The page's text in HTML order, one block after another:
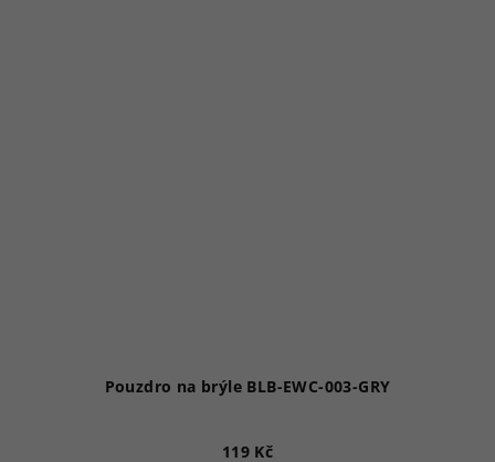
Pouzdro na brýle BLB-EWC-003-GRY
119 Kč